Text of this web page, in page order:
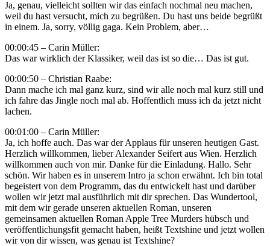
Ja, genau, vielleicht sollten wir das einfach nochmal neu machen,
weil du hast versucht, mich zu begrüßen. Du hast uns beide begrüßt
in einem. Ja, sorry, völlig gaga. Kein Problem, aber…
00:00:45 – Carin Müller:
Das war wirklich der Klassiker, weil das ist so die… Das ist gut.
00:00:50 – Christian Raabe:
Dann mache ich mal ganz kurz, sind wir alle noch mal kurz still und
ich fahre das Jingle noch mal ab. Hoffentlich muss ich da jetzt nicht
lachen.
00:01:00 – Carin Müller:
Ja, ich hoffe auch. Das war der Applaus für unseren heutigen Gast.
Herzlich willkommen, lieber Alexander Seifert aus Wien. Herzlich
willkommen auch von mir. Danke für die Einladung. Hallo. Sehr
schön. Wir haben es in unserem Intro ja schon erwähnt. Ich bin total
begeistert von dem Programm, das du entwickelt hast und darüber
wollen wir jetzt mal ausführlich mit dir sprechen. Das Wundertool,
mit dem wir gerade unseren aktuellen Roman, unseren
gemeinsamen aktuellen Roman Apple Tree Murders hübsch und
veröffentlichungsfit gemacht haben, heißt Textshine und jetzt wollen
wir von dir wissen, was genau ist Textshine?